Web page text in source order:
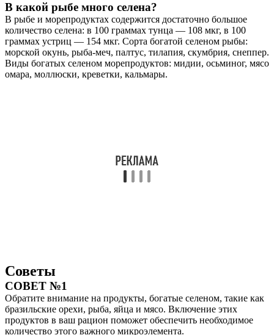
В какой рыбе много селена?
В рыбе и морепродуктах содержится достаточно большое
количество селена: в 100 граммах тунца — 108 мкг, в 100
граммах устриц — 154 мкг. Сорта богатой селеном рыбы:
морской окунь, рыба-меч, палтус, тилапия, скумбрия, снеппер.
Виды богатых селеном морепродуктов: мидии, осьминог, мясо
омара, моллюски, креветки, кальмары.
Советы
СОВЕТ №1
Обратите внимание на продукты, богатые селеном, такие как
бразильские орехи, рыба, яйца и мясо. Включение этих
продуктов в ваш рацион поможет обеспечить необходимое
количество этого важного микроэлемента.